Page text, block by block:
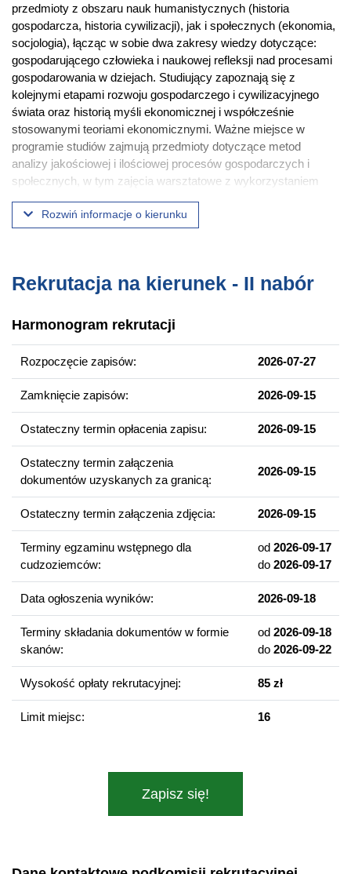
przedmioty z obszaru nauk humanistycznych (historia
gospodarcza, historia cywilizacji), jak i społecznych (ekonomia,
socjologia), łącząc w sobie dwa zakresy wiedzy dotyczące:
gospodarującego człowieka i naukowej refleksji nad procesami
gospodarowania w dziejach. Studiujący zapoznają się z
kolejnymi etapami rozwoju gospodarczego i cywilizacyjnego
świata oraz historią myśli ekonomicznej i współcześnie
stosowanymi teoriami ekonomicznymi. Ważne miejsce w
programie studiów zajmują przedmioty dotyczące metod
analizy jakościowej i ilościowej procesów gospodarczych i
społecznych, w tym zajęcia warsztatowe z wykorzystaniem
Gospodarka i ekonomia w dziejach jest kierunkiem unikalnym w
uniwersytetach w USA i Wielkiej Brytanii, który otwiera nowe
możliwości zawodowe w sferze szybko rozwijającej się
Konkursu i Programu Akredytacji Kierunków Studiów „Studia z
Przyszłością”.
Wybrane przedmioty
Bloki przedmiotów do wyboru
przedmiotów do wyboru. Studenci zgodnie ze swoimi
zainteresowaniami mogą wybierać przedmioty z:
bloku przedmiotów poświęconych historii gospodarczej,
bloku przedmiotów poświęconych administracji publicznej i
Wybrane przedmioty
Gospodarka industrialna – I rewolucja przemysłowa
Systemy gospodarcze XX i XXI w. Teoria i praktyka
gospodarowania
Cywilizacja XX wieku (1918–1990)
Media i reklama w dziejach
Gromadzenie, przetwarzanie i zarządzanie informacją
gospodarczych (Big Data)
Prawo gospodarcze w dziejach
Rozwiń informacje o kierunku
Rekrutacja na kierunek - II nabór
Harmonogram rekrutacji
Rozpoczęcie zapisów: 2026-07-27
Zamknięcie zapisów: 2026-09-15
Ostateczny termin opłacenia zapisu: 2026-09-15
Ostateczny termin załączenia
dokumentów uzyskanych za granicą:
2026-09-15
Ostateczny termin załączenia zdjęcia: 2026-09-15
Terminy egzaminu wstępnego dla
cudzoziemców:
od 2026-09-17
do 2026-09-17
Data ogłoszenia wyników: 2026-09-18
Terminy składania dokumentów w formie
skanów:
od 2026-09-18
do 2026-09-22
Wysokość opłaty rekrutacyjnej: 85 zł
Limit miejsc: 16
Zapisz się!